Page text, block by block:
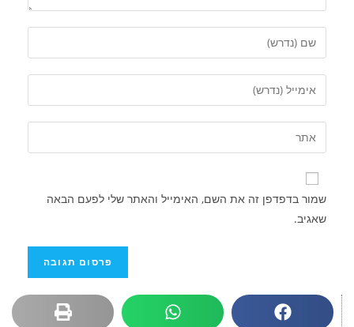
שמור בדפדפן זה את השם, האימייל והאתר שלי לפעם הבאה
שאגיב.